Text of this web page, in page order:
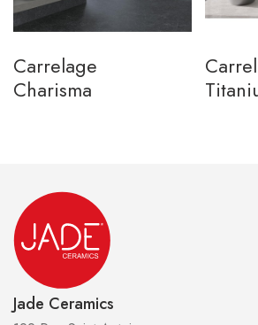
Carrelage
Charisma
Jade Ceramics